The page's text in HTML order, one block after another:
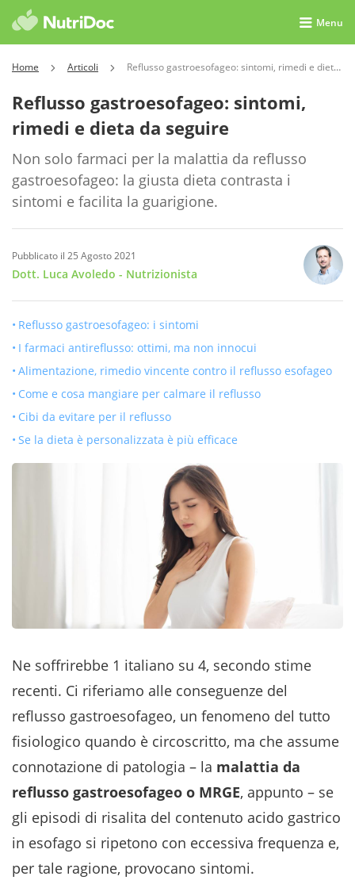
Menu
Home Articoli Reflusso gastroesofageo: sintomi, rimedi e dieta da seguire
Reflusso gastroesofageo: sintomi,
rimedi e dieta da seguire
Non solo farmaci per la malattia da reflusso
gastroesofageo: la giusta dieta contrasta i
sintomi e facilita la guarigione.
Pubblicato il 25 Agosto 2021
Dott. Luca Avoledo - Nutrizionista
Reflusso gastroesofageo: i sintomi
I farmaci antireflusso: ottimi, ma non innocui
Alimentazione, rimedio vincente contro il reflusso esofageo
Come e cosa mangiare per calmare il reflusso
Cibi da evitare per il reflusso
Se la dieta è personalizzata è più efficace
Ne soffrirebbe 1 italiano su 4, secondo stime
recenti. Ci riferiamo alle conseguenze del
reflusso gastroesofageo, un fenomeno del tutto
fisiologico quando è circoscritto, ma che assume
connotazione di patologia – la malattia da
reflusso gastroesofageo o MRGE, appunto – se
gli episodi di risalita del contenuto acido gastrico
in esofago si ripetono con eccessiva frequenza e,
per tale ragione, provocano sintomi.